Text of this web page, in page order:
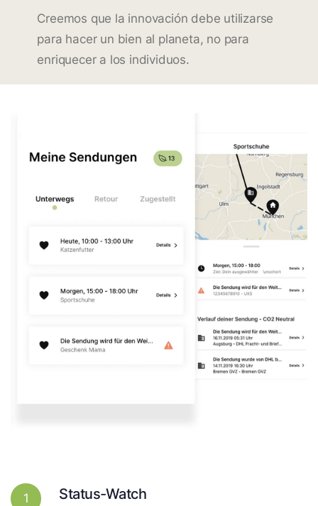
Creemos que la innovación debe utilizarse
para hacer un bien al planeta, no para
enriquecer a los individuos.
1 Status-Watch